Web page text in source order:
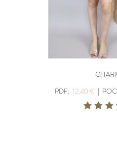
PDF: 12,40 € |